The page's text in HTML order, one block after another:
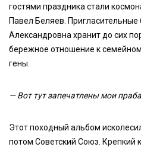
гостями праздника стали
Павел Беляев. Пригласительные
Александровна хранит до сих
бережное отношение к
гены.
— Вот тут запечатлены мои
Этот походный альбом
потом Советский Союз. Крепкий